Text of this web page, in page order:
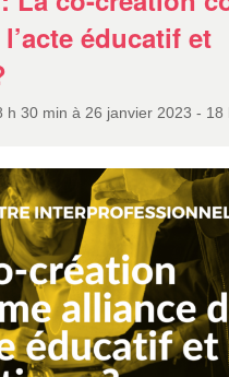
éducatif et
h 30 min à 26 janvier 2023 - 18